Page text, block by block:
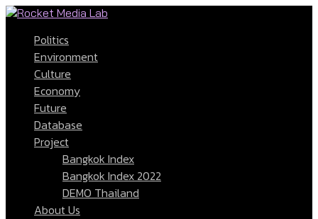
Politics
Environment
Culture
Economy
Future
Database
Project
Bangkok Index
Bangkok Index 2022
DEMO Thailand
About Us